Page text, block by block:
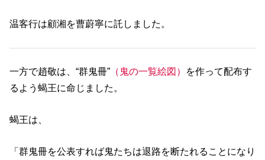
温客行は顧湘を曹蔚寧に託しました。
一方で趙敬は、“群鬼冊” （鬼の一覧絵図）
を作って配布す
るよう蝎王に命じました。
蝎王は、
「群鬼冊を公表すれば鬼たちは退路を断たれることになり